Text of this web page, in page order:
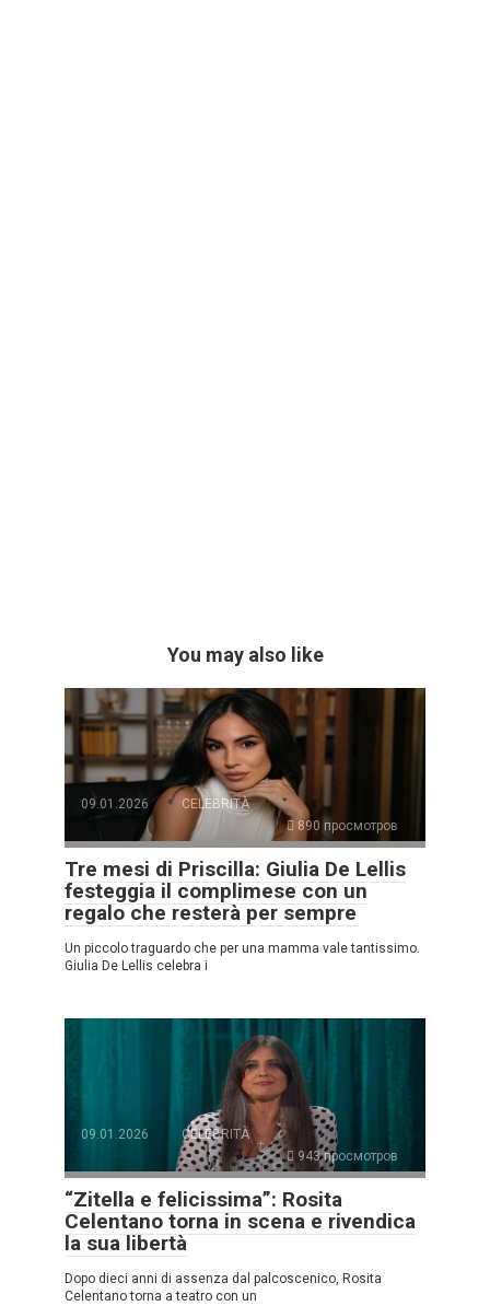
You may also like
09.01.2026
CELEBRITÀ
890 просмотров
Tre mesi di Priscilla: Giulia De Lellis
festeggia il complimese con un
regalo che resterà per sempre
Un piccolo traguardo che per una mamma vale tantissimo.
Giulia De Lellis celebra i
09.01.2026
CELEBRITÀ
943 просмотров
“Zitella e felicissima”: Rosita
Celentano torna in scena e rivendica
la sua libertà
Dopo dieci anni di assenza dal palcoscenico, Rosita
Celentano torna a teatro con un